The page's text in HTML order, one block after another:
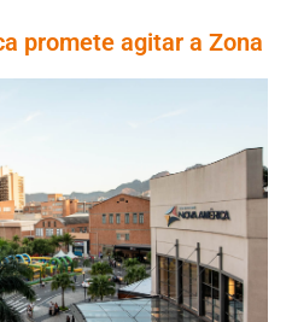
promete agitar a Zona